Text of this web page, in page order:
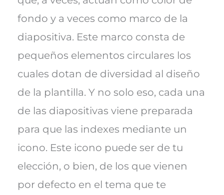
fondo y a veces como marco de la
diapositiva. Este marco consta de
pequeños elementos circulares los
cuales dotan de diversidad al diseño
de la plantilla. Y no solo eso, cada una
de las diapositivas viene preparada
para que las indexes mediante un
icono. Este icono puede ser de tu
elección, o bien, de los que vienen
por defecto en el tema que te